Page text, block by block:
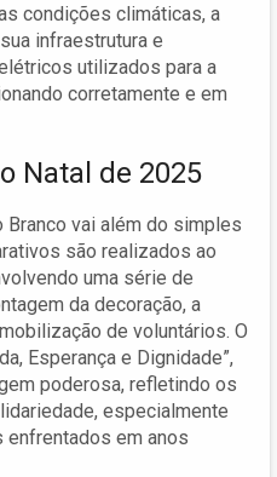
condições climáticas, a
infraestrutura e
utilizados para a
corretamente e em
Natal de 2025
Branco vai além do simples
são realizados ao
uma série de
da decoração, a
de voluntários. O
Esperança e Dignidade”,
poderosa, refletindo os
especialmente
em anos